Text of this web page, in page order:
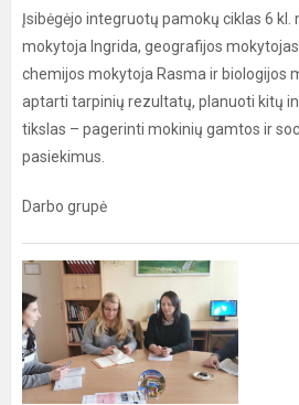
Įsibėgėjo integruotų pamokų ciklas 6
mokytoja Ingrida, geografijos
chemijos mokytoja Rasma ir biologijos
aptarti tarpinių rezultatų, planuoti kitų
tikslas – pagerinti mokinių gamtos ir
pasiekimus.
Darbo grupė